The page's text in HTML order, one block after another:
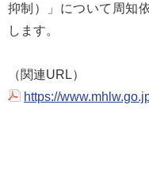
抑制）」について周知
します。
（関連URL）
https://